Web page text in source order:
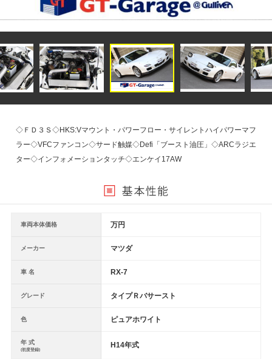
◇ＦＤ３Ｓ◇HKS:Vマウント・パワーフロー・サイレントハイパワーマフ
ラー◇VFCファンコン◇サード触媒◇Defi「ブースト油圧」◇ARCラジエ
ター◇インフォメーションタッチ◇エンケイ17AW
車両本体価格 万円
メーカー マツダ
車 名 RX-7
グレード タイプＲバサースト
色 ピュアホワイト
年 式
(初度登録)
H14年式